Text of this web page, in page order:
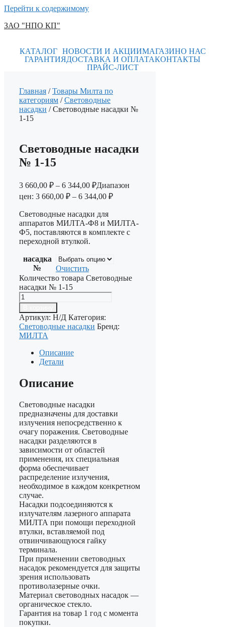
Перейти к содержимому
ЗАО "НПО КП"
КАТАЛОГ НОВОСТИ И АКЦИИМАГАЗИНО НАС
ГАРАНТИЯДОСТАВКА И ОПЛАТАКОНТАКТЫ
ПРАЙС-ЛИСТ
Главная /Товары Милта по
категориям /Световодные
насадки / Световодные насадки №
1-15
Световодные насадки
№ 1-15
3 660,00 ₽ – 6 344,00 ₽Диапазон
цен: 3 660,00 ₽ – 6 344,00 ₽
Световодные насадки для
аппаратов МИЛТА-Ф8 и МИЛТА-
Ф5, поставляются в комплекте с
переходной втулкой.
насадка
№
Очистить
Количество товара Световодные
насадки № 1-15
Артикул: Н/Д Категория:
Световодные насадки Бренд:
МИЛТА
Описание
Детали
Описание
Световодные насадки
предназначены для доставки
излучения непосредственно к
очагу поражения. Световодные
насадки разделяются в
зависимости от областей
применения, их специальная
форма обеспечивает
распределение излучения,
необходимое в каждом конкретном
случае.
Насадки подсоединяются к
излучателям лазерного аппарата
МИЛТА при помощи переходной
втулки, вставляемой под
отвинчивающуюся гайку
терминала.
При применении световодных
насадок рекомендуется для защиты
зрения использовать
противолазерные очки.
Материал световодных насадок —
органическое стекло.
Гарантия на товар 1 год с момента
покупки.